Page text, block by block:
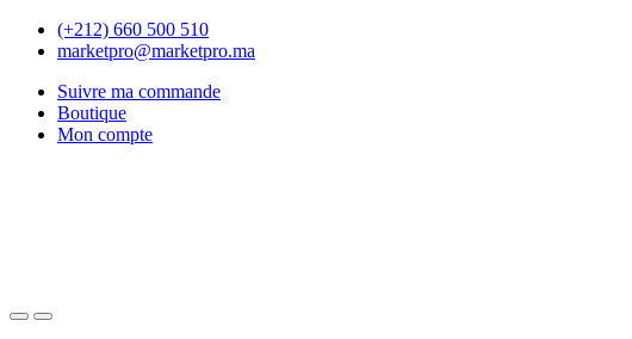
Skip
Skip
(+212) 660 500 510
marketpro@marketpro.ma
Suivre ma commande
Boutique
Mon compte
OpenClose